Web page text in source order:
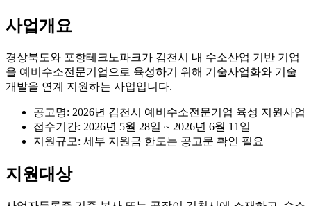
사업개요
경상북도와 포항테크노파크가 김천시 내 수소산업 기반 기업
을 예비수소전문기업으로 육성하기 위해 기술사업화와 기술
개발을 연계 지원하는 사업입니다.
공고명: 2026년 김천시 예비수소전문기업 육성 지원사업
접수기간: 2026년 5월 28일 ~ 2026년 6월 11일
지원규모: 세부 지원금 한도는 공고문 확인 필요
지원대상